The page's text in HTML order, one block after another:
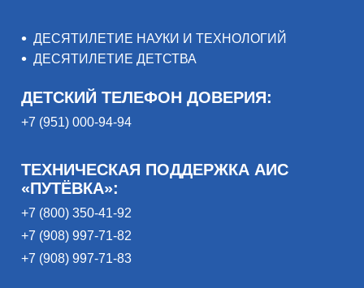
ДЕСЯТИЛЕТИЕ НАУКИ И ТЕХНОЛОГИЙ
ДЕСЯТИЛЕТИЕ ДЕТСТВА
ДЕТСКИЙ ТЕЛЕФОН ДОВЕРИЯ:
+7 (951) 000-94-94
ТЕХНИЧЕСКАЯ ПОДДЕРЖКА АИС
«ПУТЁВКА»:
+7 (800) 350-41-92
+7 (908) 997-71-82
+7 (908) 997-71-83